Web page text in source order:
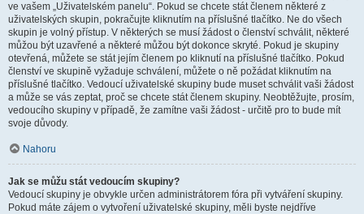
ve vašem „Uživatelském panelu“. Pokud se chcete stát členem některé z
uživatelských skupin, pokračujte kliknutím na příslušné tlačítko. Ne do všech
skupin je volný přístup. V některých se musí žádost o členství schválit, některé
můžou být uzavřené a některé můžou být dokonce skryté. Pokud je skupiny
otevřená, můžete se stát jejím členem po kliknutí na příslušné tlačítko. Pokud
členství ve skupině vyžaduje schválení, můžete o ně požádat kliknutím na
příslušné tlačítko. Vedoucí uživatelské skupiny bude muset schválit vaši žádost
a může se vás zeptat, proč se chcete stát členem skupiny. Neobtěžujte, prosím,
vedoucího skupiny v případě, že zamítne vaši žádost - určitě pro to bude mít
svoje důvody.
Nahoru
Jak se můžu stát vedoucím skupiny?
Vedoucí skupiny je obvykle určen administrátorem fóra při vytváření skupiny.
Pokud máte zájem o vytvoření uživatelské skupiny, měli byste nejdříve